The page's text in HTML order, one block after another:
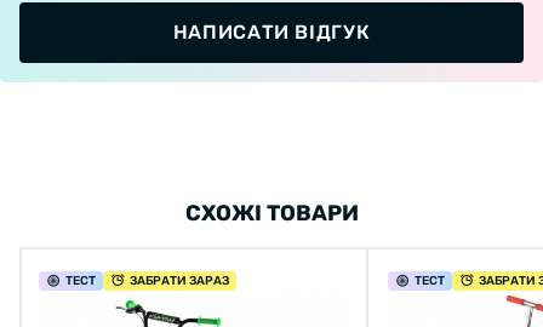
НАПИСАТИ ВІДГУК
СХОЖІ ТОВАРИ
ТЕСТ ЗАБРАТИ ЗАРАЗ ТЕСТ ЗАБРАТИ